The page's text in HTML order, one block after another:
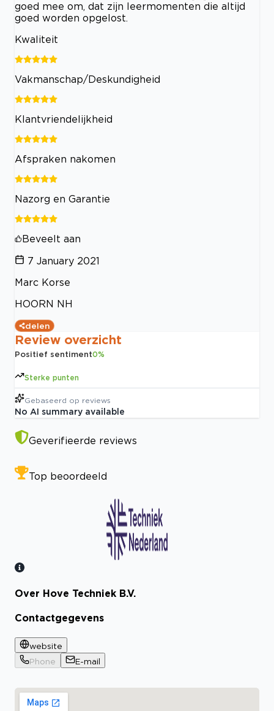
goed mee om, dat zijn leermomenten die altijd
goed worden opgelost.
Kwaliteit
Vakmanschap/Deskundigheid
Klantvriendelijkheid
Afspraken nakomen
Nazorg en Garantie
Beveelt aan
7 January 2021
Marc Korse
HOORN NH
delen
Review overzicht
Positief sentiment0%
Sterke punten
Gebaseerd op reviews
No AI summary available
Geverifieerde reviews
Top beoordeeld
Bekijk certificaat
Over Hove Techniek B.V.
Contactgegevens
website
Phone
E-mail